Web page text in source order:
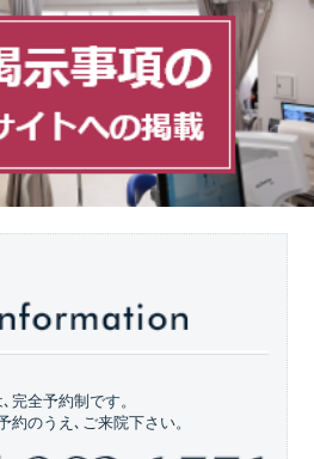
完全予約制です。
約のうえ､ご来院下さい。